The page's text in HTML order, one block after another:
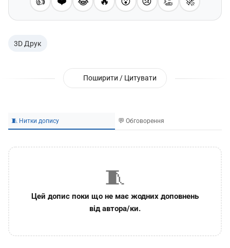
3D Друк
Поширити / Цитувати
🧵 Нитки допису 💬 Обговорення
🧵
Цей допис поки що не має жодних доповнень
від автора/ки.